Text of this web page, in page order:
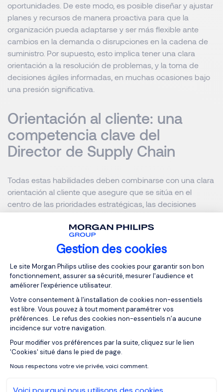
Gestion des cookies
Plateforme de Gestion du
Le site Morgan Philips utilise des cookies pour garantir son bon
fonctionnement, assurer sa sécurité, mesurer l'audience et
améliorer l'expérience utilisateur.
Votre consentement à l'installation de cookies non-essentiels
est libre. Vous pouvez à tout moment paramétrer vos
préférences. Le refus des cookies non-essentiels n’a aucune
incidence sur votre navigation.
Pour modifier vos préférences par la suite, cliquez sur le lien
'Cookies' situé dans le pied de page.
Nous respectons votre vie privée, voici comment.
Axeptio consent
oportunidades. De este modo, es posible diseñar y ajustar
planes y recursos de manera proactiva para que la
organización pueda adaptarse y ser más flexible ante
cambios en la demanda o disrupciones en la cadena de
suministro. Por supuesto, esto implica tener una clara
orientación a la resolución de problemas, y la toma de
decisiones ágiles informadas, en muchas ocasiones bajo
una presión significativa.
Orientación al cliente: una
competencia clave del
Director de Supply Chain
Todas estas habilidades deben combinarse con una clara
orientación al cliente que asegure que se sitúa en el
centro de las prioridades estratégicas, las decisiones
comerciales, los procesos organizacionales y las
actividades individuales. Es necesario promover y
operacionalizar el foco y la atención al cliente como un
valor esencial.
En conclusión, contar con un líder de Supply Chain que
posea las competencias adecuadas, es decisivo para el
éxito de la organización. Su capacidad para gestionar
eficazmente todos los eslabones de la cadena de
suministro impacta directamente en la eficiencia operativa
y en la competitividad del negocio. Su contribución va
claramente más allá de la mera gestión operativa, siendo
un factor clave en la creación de valor y en la